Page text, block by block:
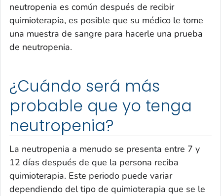
neutropenia es común después de recibir
quimioterapia, es posible que su médico le tome
una muestra de sangre para hacerle una prueba
de neutropenia.
¿Cuándo será más
probable que yo tenga
neutropenia?
La neutropenia a menudo se presenta entre 7 y
12 días después de que la persona reciba
quimioterapia. Este periodo puede variar
dependiendo del tipo de quimioterapia que se le